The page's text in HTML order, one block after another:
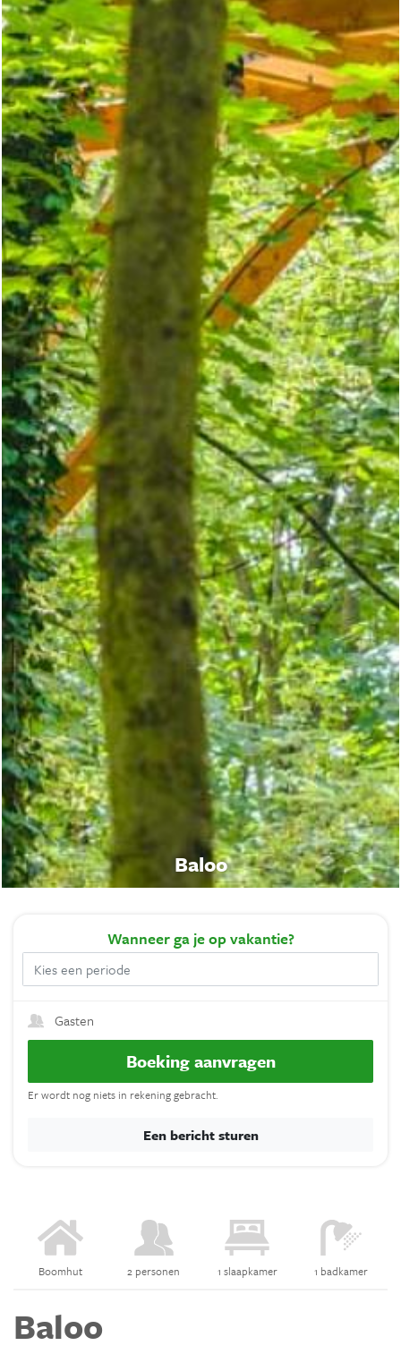
Baloo
Boomhut 2 personen 1 slaapkamer 1 badkamer
Baloo
Wanneerga je op vakantie?
Gasten
Boeking aanvragen
Er wordt nog niets in rekening gebracht.
Een bericht sturen